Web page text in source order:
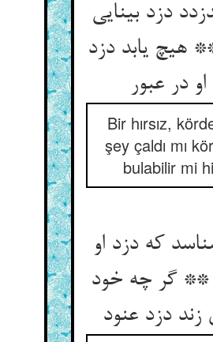
دزد بینایی
هیچ یابد دزد
او در عبور
Bir hırsız,
şey çaldı mı
bulabilir mi
که دزد او
** گر چه خود
زند دزد عنود